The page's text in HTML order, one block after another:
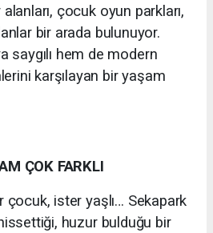
çocuk oyun parkları,
bir arada bulunuyor.
saygılı hem de modern
karşılayan bir yaşam
ÇOK FARKLI
ister yaşlı… Sekapark
huzur bulduğu bir